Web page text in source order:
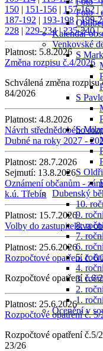
Foto -
Kalendář
Venkovské
S
S
S
S
Dubenský
10.
9.
8.
7.
6.
5.
4.
3.
2.
1.
Ocenění v
150 | 151-156 | 157-162|
187-192 | 193-198|199-
228 | 229-234|235-240|
Platnost: 5.8.2026
Změna rozpisu č.4/2026
Schválená změna
84/2026
Platnost: 4.8.2026
Návrh střednědobého
Dubné na roky 2027 -
Platnost: 28.7.2026
Sejmutí: 13.8.2026
Oznámení občanům -
k.ú. Třebín
Platnost: 15.7.2026
Volby do zastupitelstva
Platnost: 25.6.2026
Rozpočtové opatření č. 6/
Rozpočtové opatření č.6/
Platnost: 25.6.2026
Rozpočtové opatření č. 5/
Rozpočtové opatření č.5/
23/26